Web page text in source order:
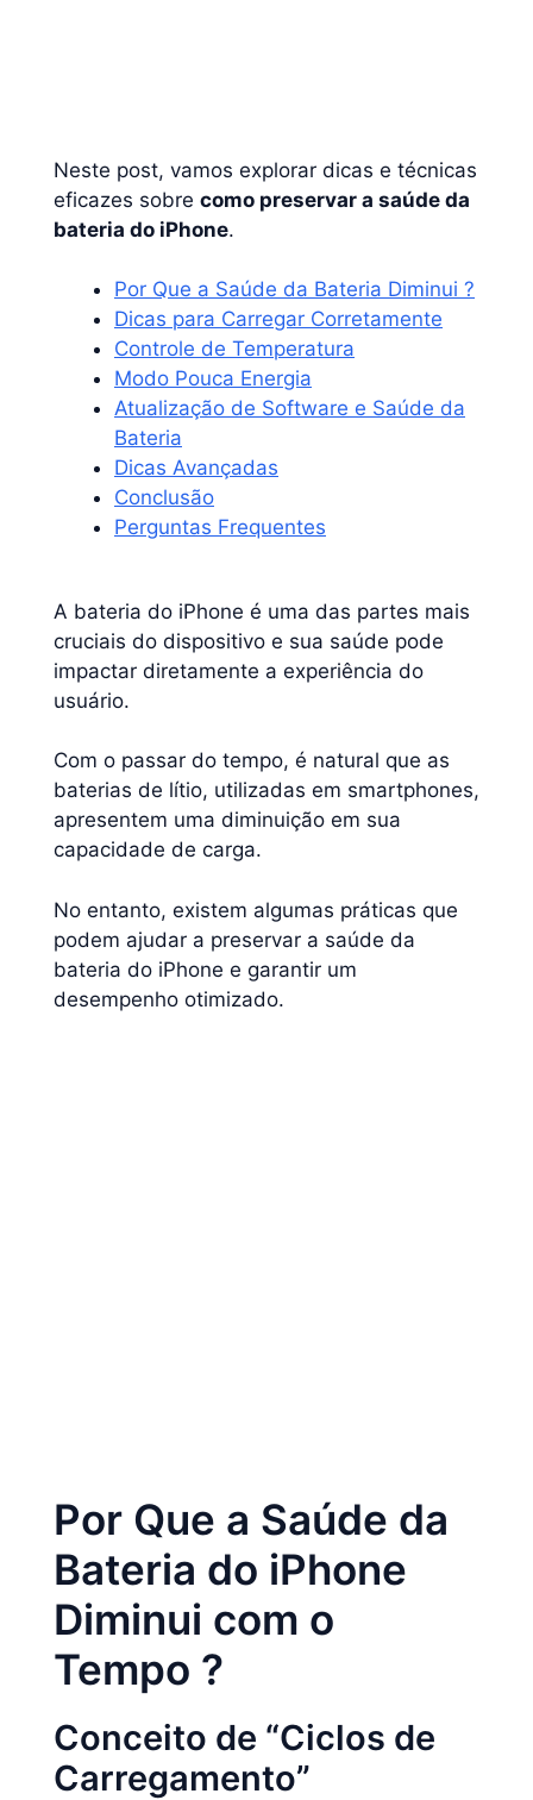
Neste post, vamos explorar dicas e técnicas
eficazes sobre como preservar a saúde da
bateria do iPhone.
Por Que a Saúde da Bateria Diminui ?
Dicas para Carregar Corretamente
Controle de Temperatura
Modo Pouca Energia
Atualização de Software e Saúde da
Bateria
Dicas Avançadas
Conclusão
Perguntas Frequentes
A bateria do iPhone é uma das partes mais
cruciais do dispositivo e sua saúde pode
impactar diretamente a experiência do
usuário.
Com o passar do tempo, é natural que as
baterias de lítio, utilizadas em smartphones,
apresentem uma diminuição em sua
capacidade de carga.
No entanto, existem algumas práticas que
podem ajudar a preservar a saúde da
bateria do iPhone e garantir um
desempenho otimizado.
Por Que a Saúde da
Bateria do iPhone
Diminui com o
Tempo ?
Conceito de “Ciclos de
Carregamento”